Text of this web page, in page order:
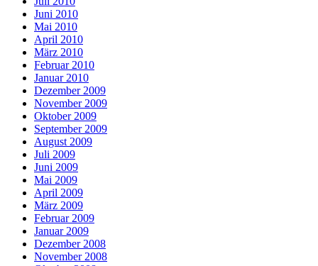
Juni 2010
Mai 2010
April 2010
März 2010
Februar 2010
Januar 2010
Dezember 2009
November 2009
Oktober 2009
September 2009
August 2009
Juli 2009
Juni 2009
Mai 2009
April 2009
März 2009
Februar 2009
Januar 2009
Dezember 2008
November 2008